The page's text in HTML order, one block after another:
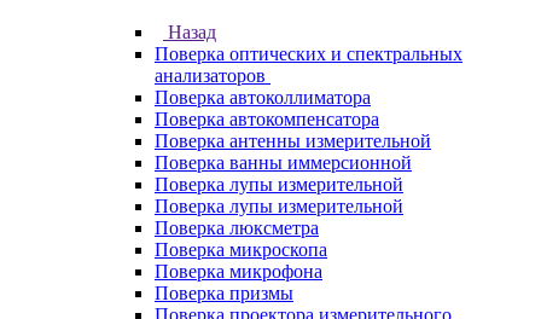
Назад
Поверка оптических и спектральных
анализаторов
Поверка автоколлиматора
Поверка автокомпенсатора
Поверка антенны измерительной
Поверка ванны иммерсионной
Поверка лупы измерительной
Поверка лупы измерительной
Поверка люксметра
Поверка микроскопа
Поверка микрофона
Поверка призмы
Поверка проектора измерительного